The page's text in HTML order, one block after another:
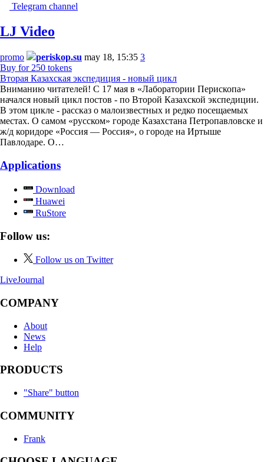
Telegram channel
LJ Video
promo periskop.su may 18, 15:35 3
Buy for 250 tokens
Вторая Казахская экспедиция - новый цикл
Вниманию читателей! С 17 мая в «Лаборатории Перископа»
начался новый цикл постов - по Второй Казахской экспедиции.
В этом цикле - рассказ о малоизвестных и редко посещаемых
местах. О самом «русском» городе Казахстана Петропавловске и
ж/д коридоре «Россия — Россия», о городе на Иртыше
Павлодаре. О…
Applications
Download
Huawei
RuStore
Follow us:
Follow us on Twitter
LiveJournal
COMPANY
About
News
Help
PRODUCTS
"Share" button
COMMUNITY
Frank